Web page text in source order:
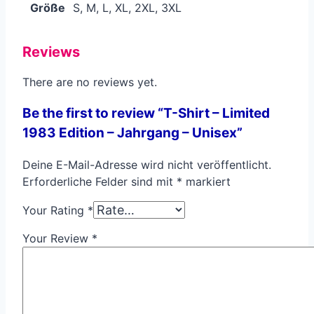
Größe S, M, L, XL, 2XL, 3XL
Reviews
There are no reviews yet.
Be the first to review “T-Shirt – Limited
1983 Edition – Jahrgang – Unisex”
Deine E-Mail-Adresse wird nicht veröffentlicht.
Erforderliche Felder sind mit * markiert
Your Rating *
Your Review *